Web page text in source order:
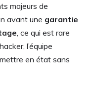
majeurs de
avant une garantie
, ce qui est rare
l’équipe
en état sans